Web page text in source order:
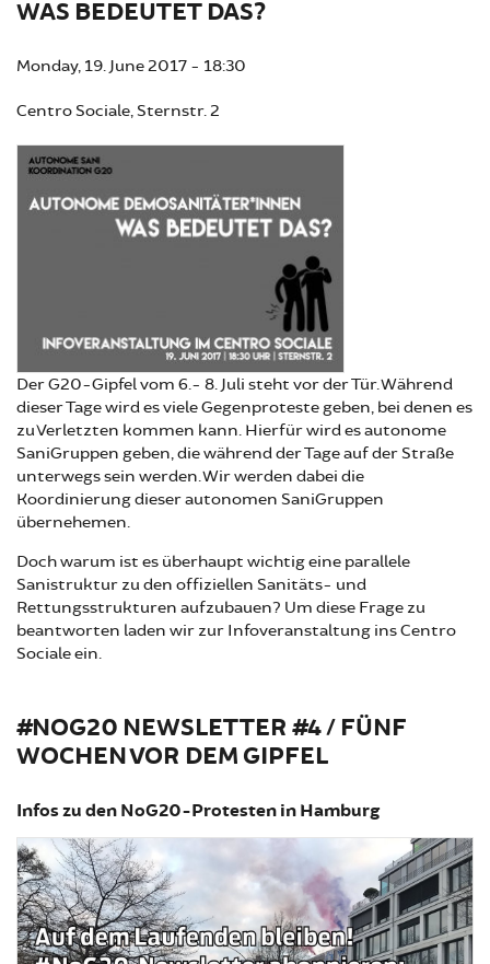
WAS BEDEUTET DAS?
Monday, 19. June 2017 - 18:30
Centro Sociale, Sternstr. 2
Der G20-Gipfel vom 6.- 8. Juli steht vor der Tür. Während
dieser Tage wird es viele Gegenproteste geben, bei denen es
zu Verletzten kommen kann. Hierfür wird es autonome
SaniGruppen geben, die während der Tage auf der Straße
unterwegs sein werden. Wir werden dabei die
Koordinierung dieser autonomen SaniGruppen
übernehemen.
Doch warum ist es überhaupt wichtig eine parallele
Sanistruktur zu den offiziellen Sanitäts- und
Rettungsstrukturen aufzubauen? Um diese Frage zu
beantworten laden wir zur Infoveranstaltung ins Centro
Sociale ein.
#NOG20 NEWSLETTER #4 / FÜNF
WOCHEN VOR DEM GIPFEL
Infos zu den NoG20-Protesten in Hamburg